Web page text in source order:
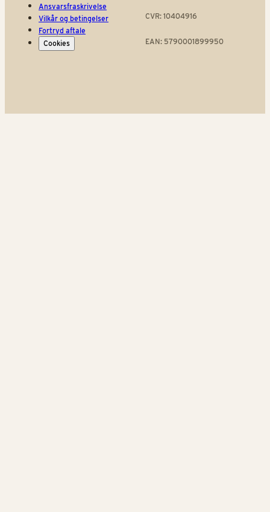
Ansvarsfraskrivelse
Vilkår og betingelser
Fortryd aftale
Cookies
CVR: 10404916
EAN: 5790001899950